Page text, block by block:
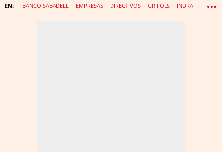
BANCO SABADELL EMPRESAS DIRECTIVOS GRIFOLS INDRA